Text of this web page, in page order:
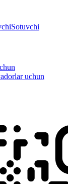
Sotuvchi
uchun